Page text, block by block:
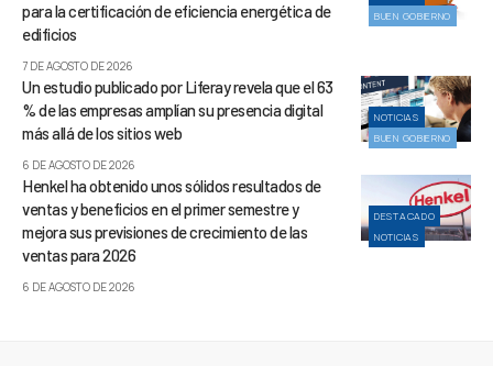
BUEN GOBIERNO
para la certificación de eficiencia energética de
edificios
7 DE AGOSTO DE 2026
NOTICIAS
BUEN GOBIERNO
Un estudio publicado por Liferay revela que el 63
% de las empresas amplían su presencia digital
más allá de los sitios web
6 DE AGOSTO DE 2026
DESTACADO
NOTICIAS
Henkel ha obtenido unos sólidos resultados de
ventas y beneficios en el primer semestre y
mejora sus previsiones de crecimiento de las
ventas para 2026
6 DE AGOSTO DE 2026